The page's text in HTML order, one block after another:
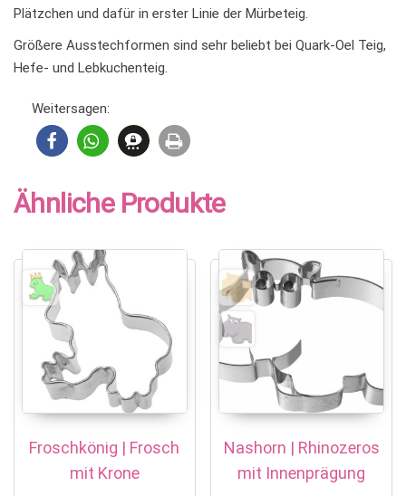
Plätzchen und dafür in erster Linie der Mürbeteig.
Größere Ausstechformen sind sehr beliebt bei Quark-Oel Teig,
Hefe- und Lebkuchenteig.
Weitersagen:
Ähnliche Produkte
Froschkönig | Frosch
mit Krone
Nashorn | Rhinozeros
mit Innenprägung